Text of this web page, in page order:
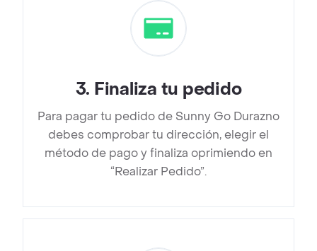
3. Finaliza tu pedido
Para pagar tu pedido de Sunny Go Durazno
debes comprobar tu dirección, elegir el
método de pago y finaliza oprimiendo en
“Realizar Pedido”.